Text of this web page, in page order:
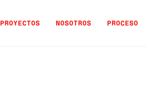
PROYECTOS NOSOTROS PROCESO